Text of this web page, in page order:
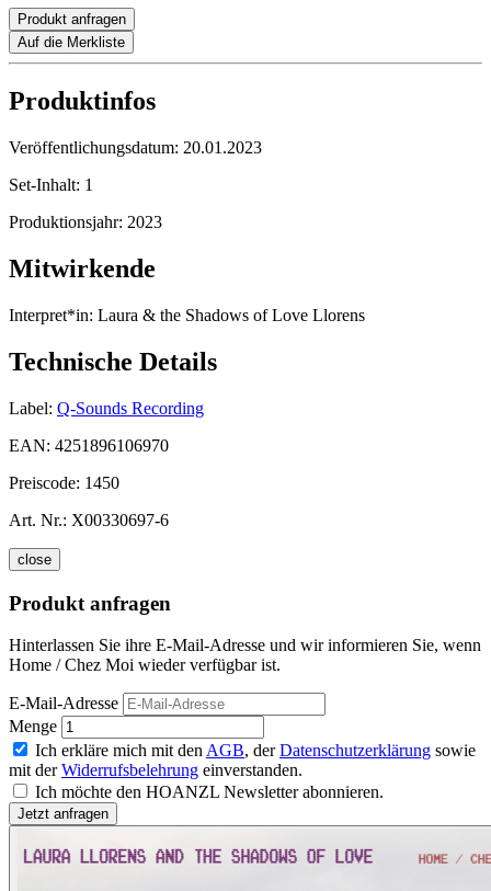
Produkt anfragen
Auf die Merkliste
Produktinfos
Veröffentlichungsdatum: 20.01.2023
Set-Inhalt: 1
Produktionsjahr: 2023
Mitwirkende
Interpret*in: Laura & the Shadows of Love Llorens
Technische Details
Label: Q-Sounds Recording
EAN: 4251896106970
Preiscode: 1450
Art. Nr.: X00330697-6
close
Produkt anfragen
Hinterlassen Sie ihre E-Mail-Adresse und wir informieren Sie, wenn
Home / Chez Moi wieder verfügbar ist.
E-Mail-Adresse
Menge
Ich erkläre mich mit den AGB, derDatenschutzerklärung sowie
mit derWiderrufsbelehrung einverstanden.
Ich möchte den HOANZL Newsletter abonnieren.